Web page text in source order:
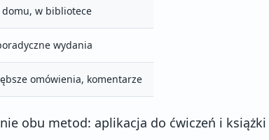
domu, w bibliotece
wydania
omówienia, komentarze
obu metod: aplikacja do ćwiczeń i książki